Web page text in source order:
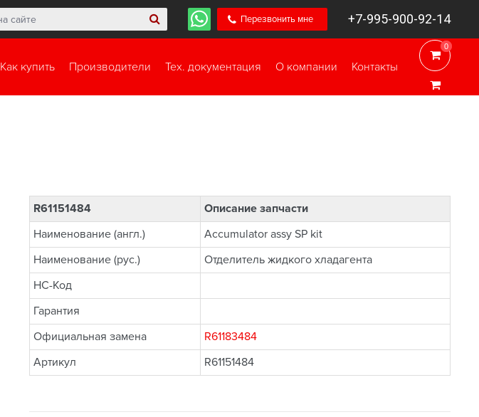
Перезвонить мне +7-995-900-92-14
0
0
Как купить Производители Тех. документация О компании Контакты
R61151484
Описание запчасти
Наименование (англ.)
Accumulator assy SP kit
Наименование (рус.)
Отделитель жидкого хладагента
НС-Код
Гарантия
Официальная замена
R61183484
Артикул
R61151484